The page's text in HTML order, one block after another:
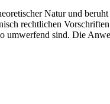
Natur und
rechtlichen
umwerfend sind. Die